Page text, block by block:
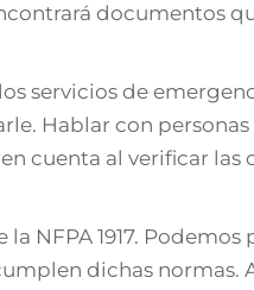
documentos
servicios de
Hablar con
cuenta al verificar las
NFPA 1917.
dichas normas.